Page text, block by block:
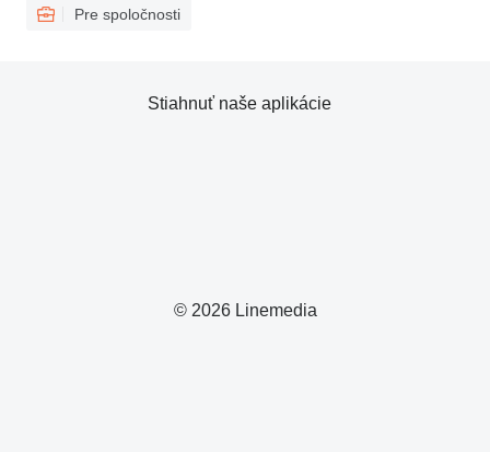
Pre spoločnosti
© 2026 Linemedia
Stiahnuť naše aplikácie